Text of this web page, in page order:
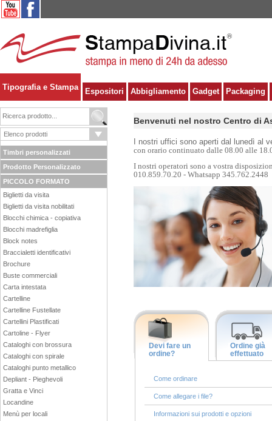
Tipografia e Stampa Espositori Abbigliamento Gadget Packaging
Timbri personalizzati
Prodotto Personalizzato
PICCOLO FORMATO
Biglietti da visita
Biglietti da visita nobilitati
Blocchi chimica - copiativa
Blocchi madrefiglia
Block notes
Braccialetti identificativi
Brochure
Buste commerciali
Carta intestata
Cartelline
Cartelline Fustellate
Cartellini Plastificati
Cartoline - Flyer
Cataloghi con brossura
Cataloghi con spirale
Cataloghi punto metallico
Depliant - Pieghevoli
Gratta e Vinci
Locandine
Menù per locali
Benvenuti nel nostro Centro di
I nostri uffici sono aperti dal lunedì al
con orario continuato dalle 08.00 alle
I nostri operatori sono a vostra
010.859.70.20 - Whatsapp 345.762.2448
Devi fare un
ordine?
Come ordinare
Come allegare i file?
Informazioni sui prodotti e opzioni
Ordine già
effettuato